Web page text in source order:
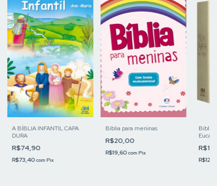
A BÍBLIA INFANTIL CAPA
DURA
R$74,90
R$73,40com Pix
Bíblia para meninas
R$20,00
R$19,60com Pix
Bíblia